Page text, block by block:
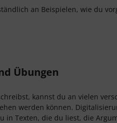
an Beispielen, wie du
Übungen
kannst du an vielen
werden können.
in Texten, die du liest, die